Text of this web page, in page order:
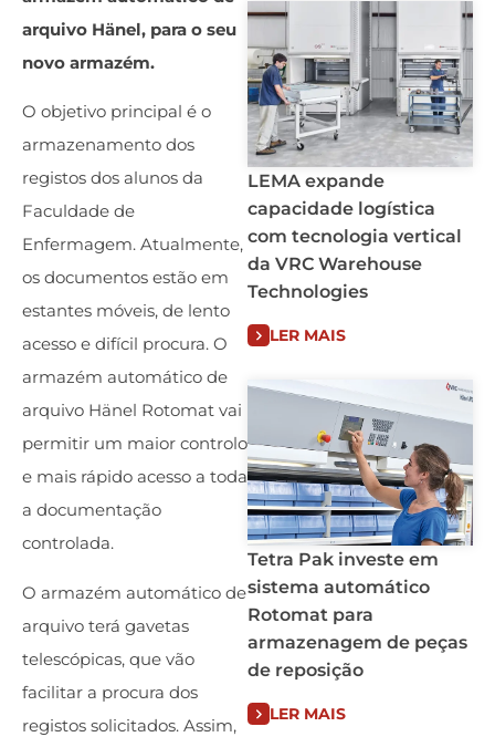
arquivo Hänel, para o seu
novo armazém.
O objetivo principal é o
armazenamento dos
registos dos alunos da
Faculdade de
Enfermagem. Atualmente,
os documentos estão em
estantes móveis, de lento
acesso e difícil procura. O
armazém automático de
arquivo Hänel Rotomat vai
permitir um maior controlo
e mais rápido acesso a toda
a documentação
controlada.
O armazém automático de
arquivo terá gavetas
telescópicas, que vão
facilitar a procura dos
registos solicitados. Assim,
LEMA expande
capacidade logística
com tecnologia vertical
da VRC Warehouse
Technologies
LER MAIS
Tetra Pak investe em
sistema automático
Rotomat para
armazenagem de peças
de reposição
LER MAIS